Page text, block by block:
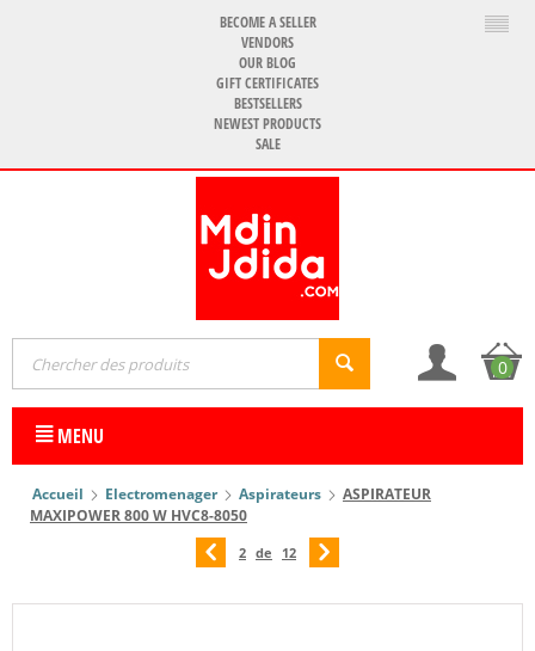
BECOME A SELLER
VENDORS
OUR BLOG
GIFT CERTIFICATES
BESTSELLERS
NEWEST PRODUCTS
SALE
0
MENU
Accueil Electromenager Aspirateurs
ASPIRATEUR
MAXIPOWER 800 W HVC8-8050
2 de 12